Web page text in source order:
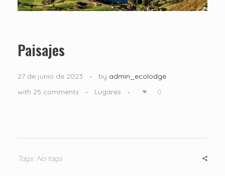
Paisajes
27 de junio de 2023 by admin_ecolodge
with 25 comments Lugares 0
Tags: No tags